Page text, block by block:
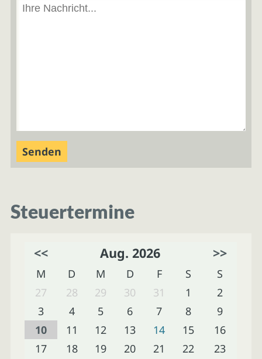
Steuertermine
<< Aug. 2026 >>
M D M D F S
S
27
28 29 30 31 1
2
3
4 5 6 7 8
9
10
11 12 13 14 15
16
17
18 19 20 21 22
23